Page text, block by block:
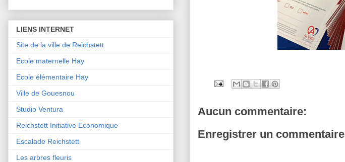
Aucun commentaire:
Enregistrer un commentaire
LIENS INTERNET
Site de la ville de Reichstett
Ecole maternelle Hay
Ecole élémentaire Hay
Ville de Gouesnou
Studio Ventura
Reichstett Initiative Economique
Escalade Reichstett
Les arbres fleuris